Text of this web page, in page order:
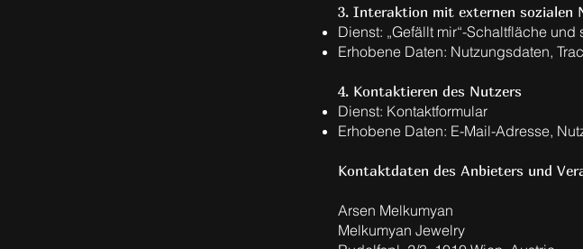
3. Interaktion mit externen sozialen
Dienst: „Gefällt mir“-Schaltfläche
Erhobene Daten: Nutzungsdaten,
4. Kontaktieren des Nutzers
Dienst: Kontaktformular
Erhobene Daten: E-Mail-Adresse,
Kontaktdaten des Anbieters und
Arsen Melkumyan
Melkumyan Jewelry